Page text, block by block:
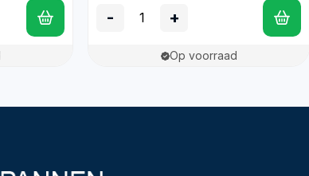
- +
Op voorraad